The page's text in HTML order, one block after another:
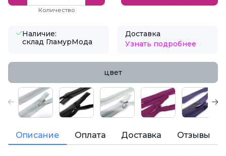
Количество
Наличие:
склад ГламурМода
Доставка
Узнать подробнее
цвет
Описание Оплата Доставка Отзывы